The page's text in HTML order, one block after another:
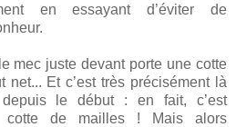
en essayant d’éviter de
mec juste devant porte une cotte
net... Et c’est très précisément là
le début : en fait, c’est
cotte de mailles ! Mais alors